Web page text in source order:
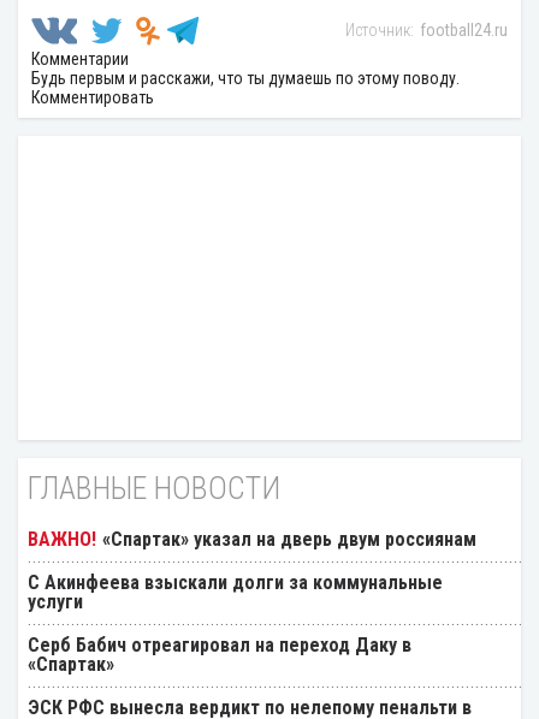
football24.ru
Комментарии
Будь первым и расскажи, что ты думаешь по этому поводу.
Комментировать
ГЛАВНЫЕ НОВОСТИ
«Спартак» указал на дверь двум россиянам
С Акинфеева взыскали долги за коммунальные
услуги
Серб Бабич отреагировал на переход Даку в
«Спартак»
ЭСК РФС вынесла вердикт по нелепому пенальти в